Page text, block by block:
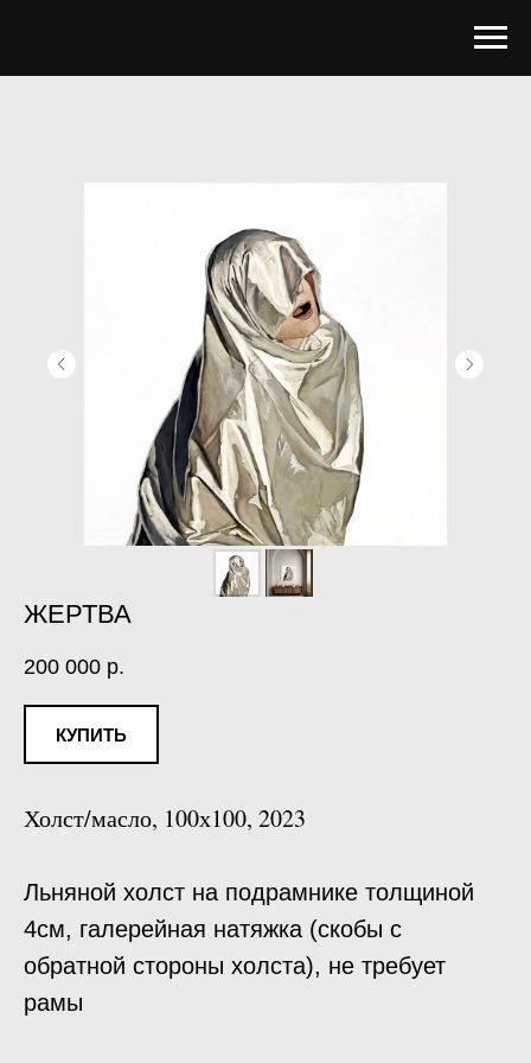
ЖЕРТВА
200 000 р.
КУПИТЬ
Холст/масло, 100х100, 2023
Льняной холст на подрамнике толщиной
4см, галерейная натяжка (скобы с
обратной стороны холста), не требует
рамы